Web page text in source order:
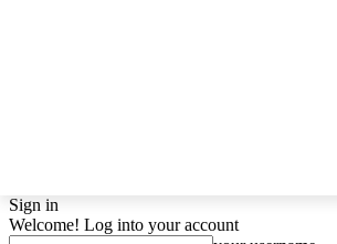
Sign in
Welcome! Log into your account